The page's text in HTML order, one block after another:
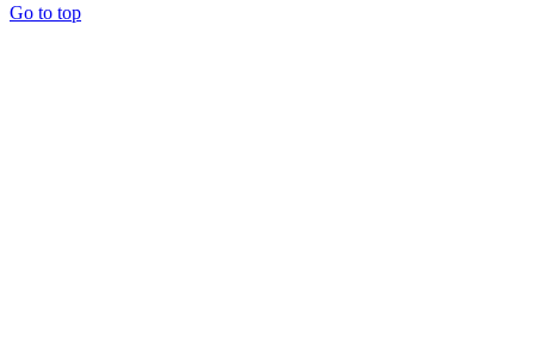
Go to top